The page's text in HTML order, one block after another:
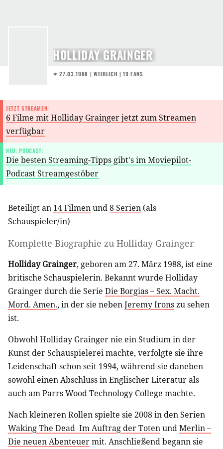
HOLLIDAY GRAINGER
✶ 27.03.1988 | WEIBLICH | 19 FANS
JETZT STREAMEN:
6 Filme mit Holliday Grainger jetzt zum Streamen
verfügbar
NEU: PODCAST:
Die besten Streaming-Tipps gibt's im Moviepilot-
Podcast Streamgestöber
Beteiligt an 14 Filmenund8 Serien (als
Schauspieler/in)
Komplette Biographie zu Holliday Grainger
Holliday Grainger, geboren am 27. März 1988, ist eine
britische Schauspielerin. Bekannt wurde Holliday
Grainger durch die Serie Die Borgias – Sex. Macht.
Mord. Amen., in der sie nebenJeremy Ironszu sehen
ist.
Obwohl Holliday Grainger nie ein Studium in der
Kunst der Schauspielerei machte, verfolgte sie ihre
Leidenschaft schon seit 1994, während sie daneben
sowohl einen Abschluss in Englischer Literatur als
auch am Parrs Wood Technology College machte.
Nach kleineren Rollen spielte sie 2008 in den Serien
Waking The Dead  Im Auftrag der TotenundMerlin –
Die neuen Abenteuermit. Anschließend begann sie